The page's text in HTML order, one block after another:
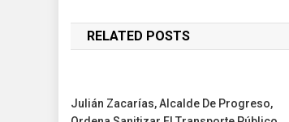
de
entradas
RELATED POSTS
Julián Zacarías, Alcalde De Progreso,